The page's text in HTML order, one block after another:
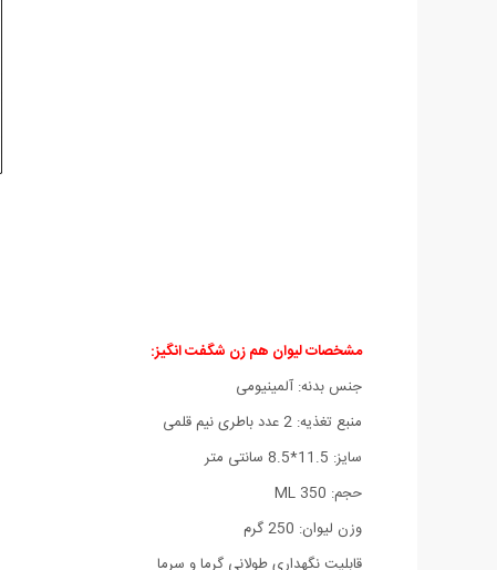
مشخصات لیوان هم زن شگفت انگیز:
جنس بدنه: آلمینیومی
منبع تغذیه: 2 عدد باطری نیم قلمی
سایز: 11.5*8.5 سانتی متر
حجم: 350 ML
وزن لیوان: 250 گرم
قابلیت نگهداری طولانی گرما و سرما